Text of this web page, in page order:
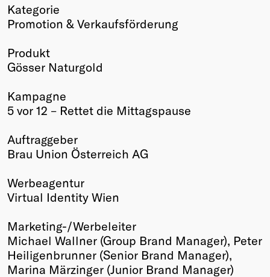
Young Creatives
Friends of Creativity
Winners
2026
Annual
Kategorie
Promotion & Verkaufsförderung
Produkt
Gösser Naturgold
Kampagne
5 vor 12 – Rettet die Mittagspause
Auftraggeber
Brau Union Österreich AG
Werbeagentur
Virtual Identity Wien
Marketing-/Werbeleiter
Michael Wallner (Group Brand Manager), Peter
Heiligenbrunner (Senior Brand Manager),
Marina Märzinger (Junior Brand Manager)